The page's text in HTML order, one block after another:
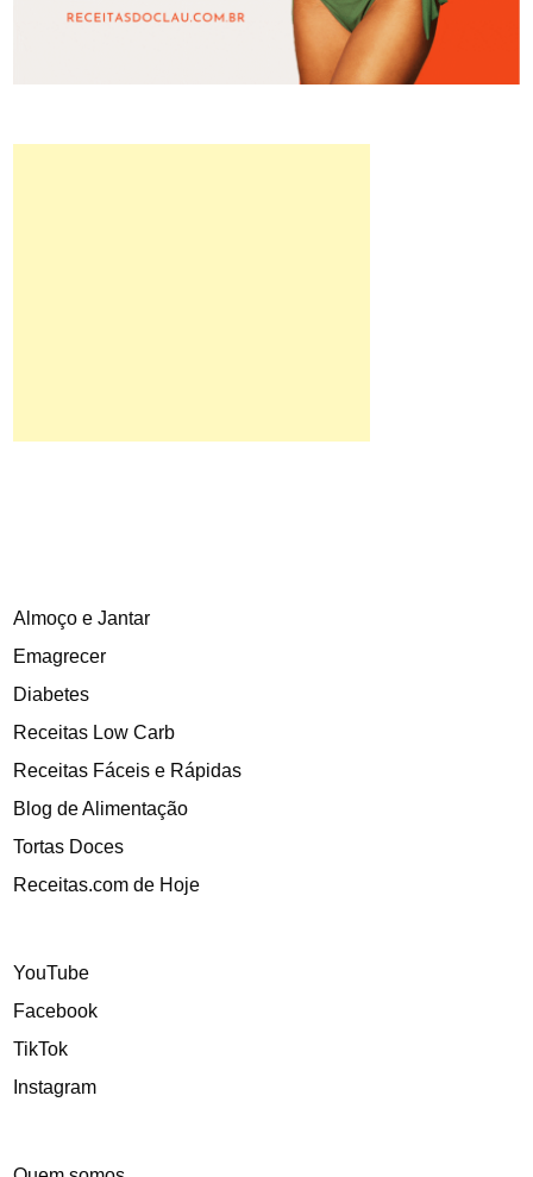
Almoço e Jantar
Emagrecer
Diabetes
Receitas Low Carb
Receitas Fáceis e Rápidas
Blog de Alimentação
Tortas Doces
Receitas.com de Hoje
YouTube
Facebook
TikTok
Instagram